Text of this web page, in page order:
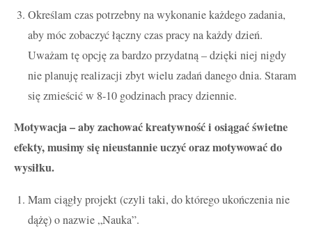
Określam czas potrzebny na wykonanie każdego zadania,
aby móc zobaczyć łączny czas pracy na każdy dzień.
Uważam tę opcję za bardzo przydatną – dzięki niej nigdy
nie planuję realizacji zbyt wielu zadań danego dnia. Staram
się zmieścić w 8-10 godzinach pracy dziennie.
Motywacja – aby zachować kreatywność i osiągać świetne
efekty, musimy się nieustannie uczyć oraz motywować do
wysiłku.
Mam ciągły projekt (czyli taki, do którego ukończenia nie
dążę) o nazwie „Nauka”.